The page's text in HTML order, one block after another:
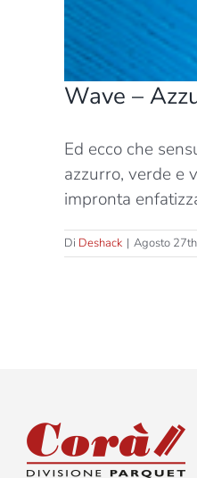
Wave –
Ed ecco che
azzurro, verde e
impronta
Di Deshack | Agosto